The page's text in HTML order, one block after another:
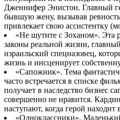
Дженнифер Энистон. Главный
бывшую жену, вызывав
привлекает свою ассистентку
«Не шутите с Зоханом». Эта
законы реальной жизни,
израильский спецназовец,
жизнь и инсценирует
«Сапожник». Тема
часто встречается в списке
получает в наследство бизнес
совершенно не нравится.
наступают, когда герой
«Одноклассники».